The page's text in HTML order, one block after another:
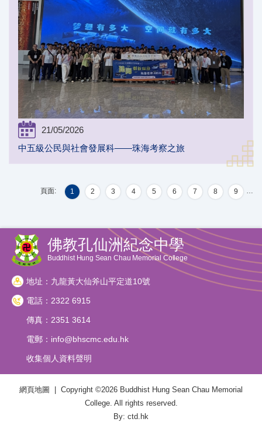
21/05/2026
中五級公民與社會發展科——珠海考察之旅
頁面: 1 2 3 4 5 6 7 8 9 …
佛教孔仙洲紀念中學
Buddhist Hung Sean Chau Memorial College
地址：九龍黃大仙斧山平定道10號
電話：2322 6915
傳真：2351 3614
電郵： info@bhscmc.edu.hk
收集個人資料聲明
網頁地圖 | Copyright ©2026 Buddhist Hung Sean Chau Memorial
College. All rights reserved.
By: ctd.hk